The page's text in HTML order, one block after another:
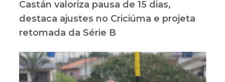
Castán valoriza pausa de 15 dias,
destaca ajustes no Criciúma e projeta
retomada da Série B